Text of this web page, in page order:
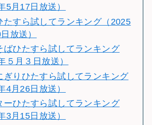
5月17日放送）
たすら試してランキング（2025
放送）
ばひたすら試してランキング
５月３日放送）
ぎりひたすら試してランキング
4月26日放送）
ーひたすら試してランキング
3月15日放送）